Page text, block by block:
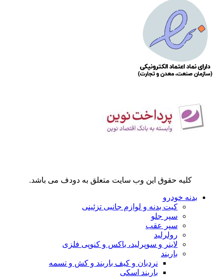
کلیه حقوق این وب سایت متعلق به دودف می باشد.
بدنه خودرو
کیت بدنه و لوازم جانبی تزئینی
سپر جلو
سپر عقب
رولرلید
لاینر و سوپرلید، باکس و کنوپی فلزی
باربند
نردبان و کیف باربند و کش و تسمه
باربند اسکی